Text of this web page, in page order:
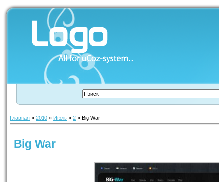
Главная » 2010 » Июль » 2 » Big War
Big War